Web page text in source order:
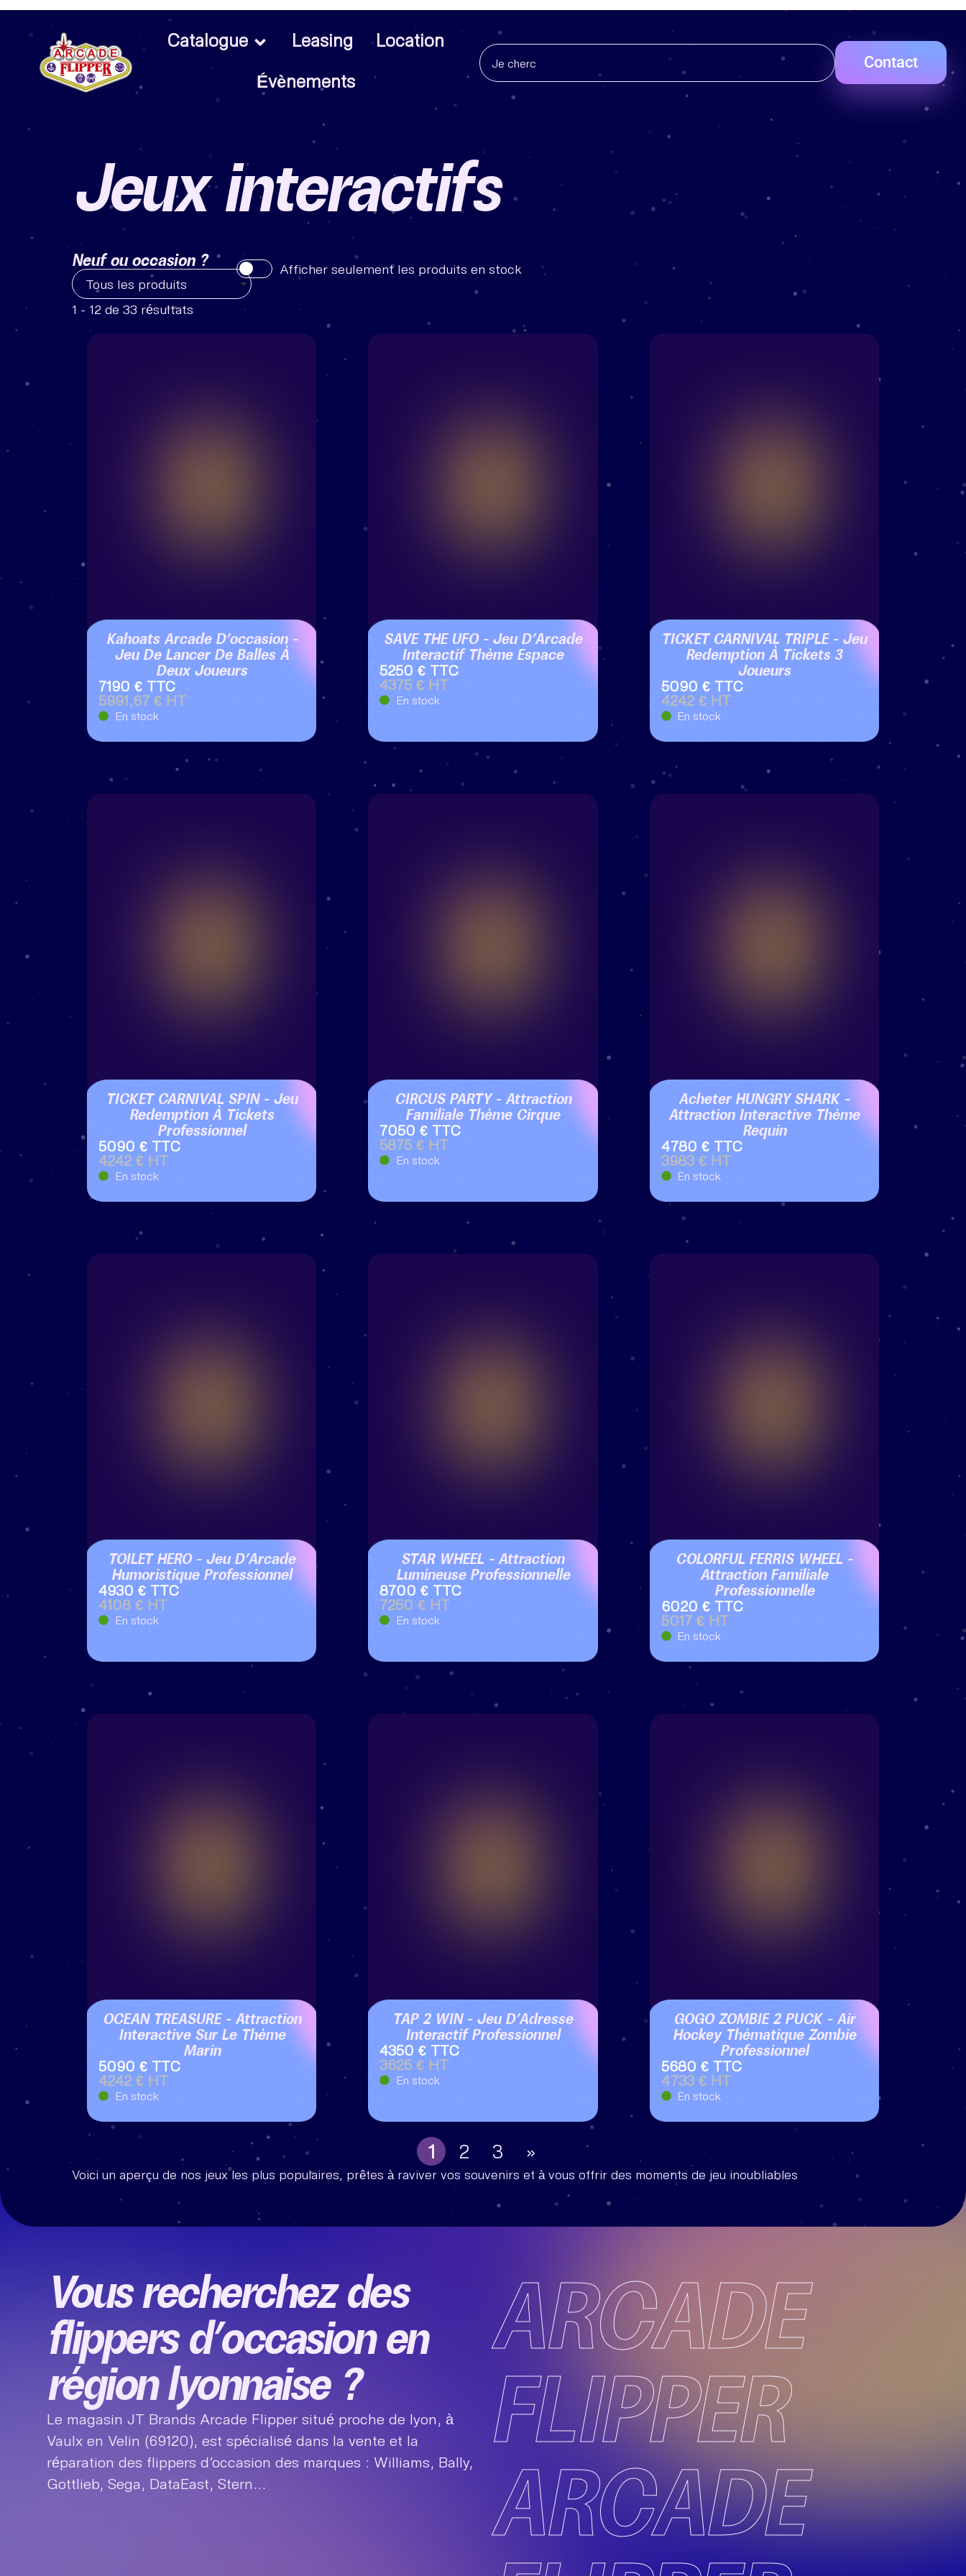
Catalogue Leasing
Location
Évènements
Contact
Jeux interactifs
Neuf ou occasion ?
Tous les produits
Afficher seulement les produits en stock
1 - 12 de 33 résultats
Kahoats Arcade D’occasion –
Jeu De Lancer De Balles À
Deux Joueurs
7190 € TTC
5991,67 € HT
En stock
SAVE THE UFO – Jeu D’Arcade
Interactif Thème Espace
5250 € TTC
4375 € HT
En stock
TICKET CARNIVAL TRIPLE – Jeu
Redemption À Tickets 3
Joueurs
5090 € TTC
4242 € HT
En stock
TICKET CARNIVAL SPIN – Jeu
Redemption À Tickets
Professionnel
5090 € TTC
4242 € HT
En stock
CIRCUS PARTY – Attraction
Familiale Thème Cirque
7050 € TTC
5875 € HT
En stock
Acheter HUNGRY SHARK –
Attraction Interactive Thème
Requin
4780 € TTC
3983 € HT
En stock
TOILET HERO – Jeu D’Arcade
Humoristique Professionnel
4930 € TTC
4108 € HT
En stock
STAR WHEEL – Attraction
Lumineuse Professionnelle
8700 € TTC
7250 € HT
En stock
COLORFUL FERRIS WHEEL –
Attraction Familiale
Professionnelle
6020 € TTC
5017 € HT
En stock
OCEAN TREASURE – Attraction
Interactive Sur Le Thème
Marin
5090 € TTC
4242 € HT
En stock
TAP 2 WIN – Jeu D’Adresse
Interactif Professionnel
4350 € TTC
3625 € HT
En stock
GOGO ZOMBIE 2 PUCK – Air
Hockey Thématique Zombie
Professionnel
5680 € TTC
4733 € HT
En stock
1 2 3 »
Voici un aperçu de nos jeux les plus populaires, prêtes à raviver vos souvenirs et à vous offrir des moments de jeu inoubliables
Vous recherchez des
flippers d’occasion en
région lyonnaise ?
Le magasin JT Brands Arcade Flipper situé proche de lyon, à
Vaulx en Velin (69120), est spécialisé dans la vente et la
réparation des flippers d’occasion des marques : Williams, Bally,
Gottlieb, Sega, DataEast, Stern…
ARCADE
FLIPPER
ARCADE